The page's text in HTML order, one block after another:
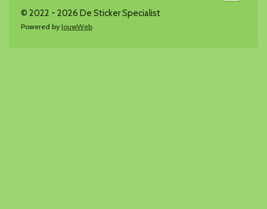
© 2022 - 2026 De Sticker Specialist
Powered by JouwWeb